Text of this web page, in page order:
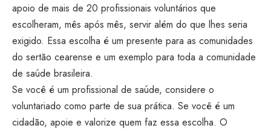
apoio de mais de 20 profissionais voluntários que
escolheram, mês após mês, servir além do que lhes seria
exigido. Essa escolha é um presente para as comunidades
do sertão cearense e um exemplo para toda a comunidade
de saúde brasileira.
Se você é um profissional de saúde, considere o
voluntariado como parte de sua prática. Se você é um
cidadão, apoie e valorize quem faz essa escolha. O